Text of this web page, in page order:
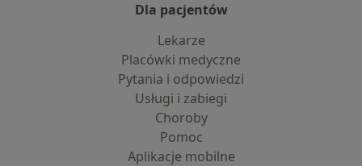
Dla pacjentów
Lekarze
Placówki medyczne
Pytania i odpowiedzi
Usługi i zabiegi
Choroby
Pomoc
Aplikacje mobilne